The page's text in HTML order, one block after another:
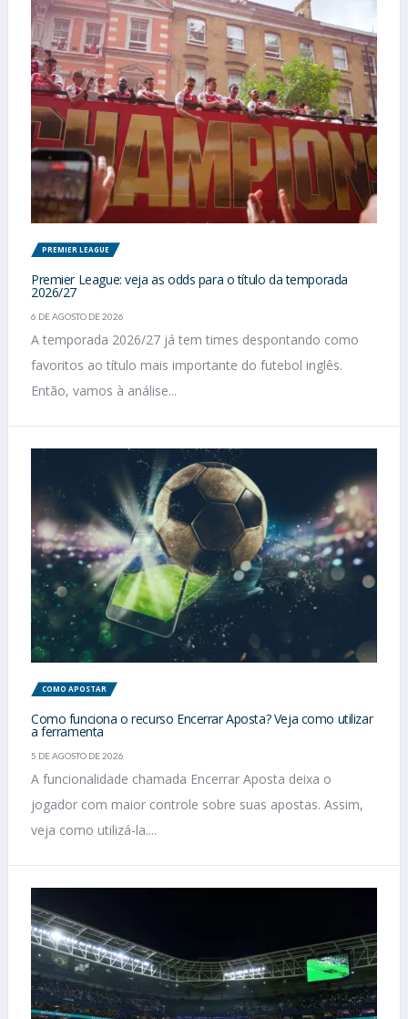
PREMIER LEAGUE
Premier League: veja as odds para o título da temporada
2026/27
6 DE AGOSTO DE 2026
A temporada 2026/27 já tem times despontando como
favoritos ao título mais importante do futebol inglês.
Então, vamos à análise...
COMO APOSTAR
Como funciona o recurso Encerrar Aposta? Veja como utilizar
a ferramenta
5 DE AGOSTO DE 2026
A funcionalidade chamada Encerrar Aposta deixa o
jogador com maior controle sobre suas apostas. Assim,
veja como utilizá-la....